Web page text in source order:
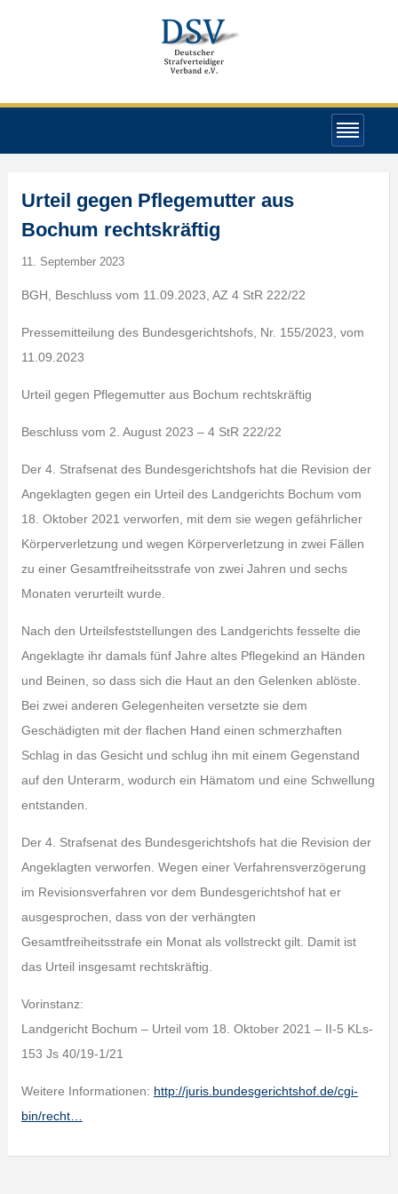
Urteil gegen Pflegemutter aus
Bochum rechtskräftig
11. September 2023
BGH, Beschluss vom 11.09.2023, AZ 4 StR 222/22
Pressemitteilung des Bundesgerichtshofs, Nr. 155/2023, vom
11.09.2023
Urteil gegen Pflegemutter aus Bochum rechtskräftig
Beschluss vom 2. August 2023 – 4 StR 222/22
Der 4. Strafsenat des Bundesgerichtshofs hat die Revision der
Angeklagten gegen ein Urteil des Landgerichts Bochum vom
18. Oktober 2021 verworfen, mit dem sie wegen gefährlicher
Körperverletzung und wegen Körperverletzung in zwei Fällen
zu einer Gesamtfreiheitsstrafe von zwei Jahren und sechs
Monaten verurteilt wurde.
Nach den Urteilsfeststellungen des Landgerichts fesselte die
Angeklagte ihr damals fünf Jahre altes Pflegekind an Händen
und Beinen, so dass sich die Haut an den Gelenken ablöste.
Bei zwei anderen Gelegenheiten versetzte sie dem
Geschädigten mit der flachen Hand einen schmerzhaften
Schlag in das Gesicht und schlug ihn mit einem Gegenstand
auf den Unterarm, wodurch ein Hämatom und eine Schwellung
entstanden.
Der 4. Strafsenat des Bundesgerichtshofs hat die Revision der
Angeklagten verworfen. Wegen einer Verfahrensverzögerung
im Revisionsverfahren vor dem Bundesgerichtshof hat er
ausgesprochen, dass von der verhängten
Gesamtfreiheitsstrafe ein Monat als vollstreckt gilt. Damit ist
das Urteil insgesamt rechtskräftig.
Vorinstanz:
Landgericht Bochum – Urteil vom 18. Oktober 2021 – II-5 KLs-
153 Js 40/19-1/21
Weitere Informationen: http://juris.bundesgerichtshof.de/cgi-
bin/recht…